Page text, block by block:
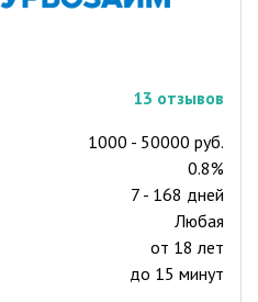
13 отзывов
1000 - 50000 руб.
0.8%
7 - 168 дней
Любая
от 18 лет
до 15 минут